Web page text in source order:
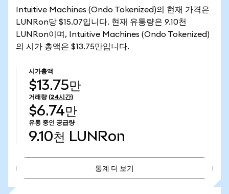
Intuitive Machines (Ondo Tokenized)의 현재 가격은
LUNRon당 $15.07입니다. 현재 유통량은 9.10천
LUNRon이며, Intuitive Machines (Ondo Tokenized)
의 시가 총액은 $13.75만입니다.
시가총액
$13.75만
거래량 (24시간)
$6.74만
유통 중인 공급량
9.10천 LUNRon
통계 더 보기